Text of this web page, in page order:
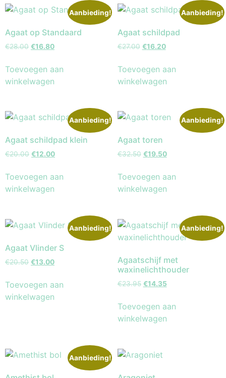
Aanbieding!
Agaat op Standaard
€28.00 €16.80
Toevoegen aan
winkelwagen
Aanbieding!
Agaat schildpad
€27.00 €16.20
Toevoegen aan
winkelwagen
Aanbieding!
Agaat schildpad klein
€20.00 €12.00
Toevoegen aan
winkelwagen
Aanbieding!
Agaat toren
€32.50 €19.50
Toevoegen aan
winkelwagen
Aanbieding!
Agaat Vlinder S
€20.50 €13.00
Toevoegen aan
winkelwagen
Aanbieding!
Agaatschijf met
waxinelichthouder
€23.95 €14.35
Toevoegen aan
winkelwagen
Aanbieding!